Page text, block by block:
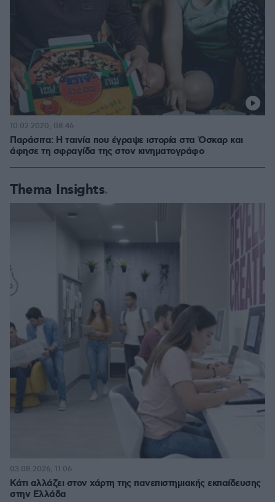
Παράσιτα: Η ταινία που έγραψε ιστορία στα Όσκαρ και
άφησε τη σφραγίδα της στον κινηματογράφο
10.02.2020, 08:46
Thema Insights
Κάτι αλλάζει στον χάρτη της πανεπιστημιακής εκπαίδευσης
στην Ελλάδα
03.08.2026, 11:06